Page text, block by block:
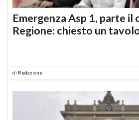
Emergenza Asp 1, parte
Regione: chiesto un
di Redazione